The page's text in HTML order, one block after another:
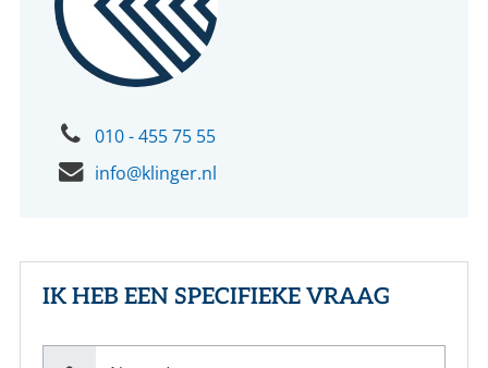
010 - 455 75 55
info@klinger.nl
IK HEB EEN SPECIFIEKE VRAAG